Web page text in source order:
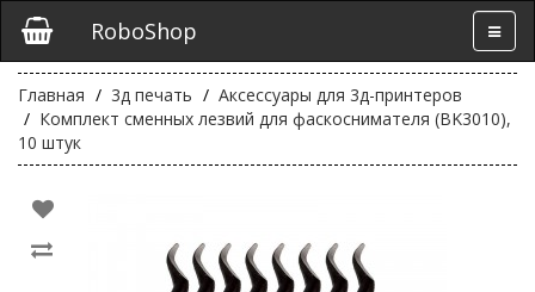
RoboShop
Главная 3д печать
Аксессуары для 3д-принтеров
Комплект сменных лезвий для фаскоснимателя (BK3010),
10 штук